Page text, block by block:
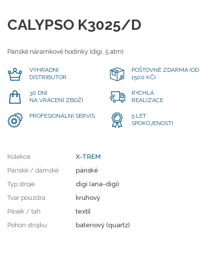
CALYPSO K3025/D
Pánské náramkové hodinky (digi, 5 atm)
VÝHRADNÍ
DISTRIBUTOR
POŠTOVNÉ ZDARMA (OD
1500 KČ)
30 DNÍ
NA VRÁCENÍ ZBOŽÍ
RYCHLÁ
REALIZACE
PROFESIONÁLNÍ SERVIS
5 LET
SPOKOJENOSTI
Kolekce
X-TREM
Pánské / dámské
pánské
Typ stroje
digi (ana-digi)
Tvar pouzdra
kruhový
Pásek / tah
textil
Pohon strojku
bateriový (quartz)